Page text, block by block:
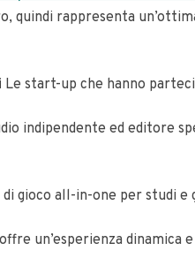
quindi rappresenta
Le start-up che hanno
indipendente ed editore
gioco all-in-one per studi e
un’esperienza